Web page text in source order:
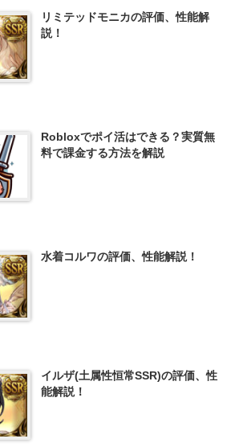
リミテッドモニカの評価、性能解
説！
Robloxでポイ活はできる？実質無
料で課金する方法を解説
水着コルワの評価、性能解説！
イルザ(土属性恒常SSR)の評価、性
能解説！